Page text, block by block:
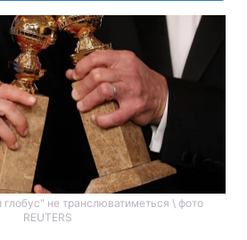
глобус" не транслюватиметься \ фото
REUTERS